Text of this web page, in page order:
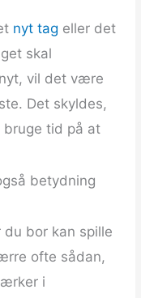
nyt tag eller det
skal
vil det være
Det skyldes,
tid på at
betydning
du bor kan spille
ofte sådan,
i